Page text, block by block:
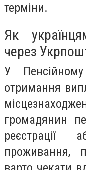
терміни.
Як
через
У
отримання
громадянин
реєстрації
проживання,